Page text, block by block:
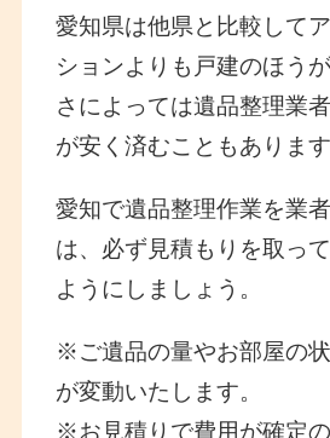
愛知県は他県と比較して
ションよりも戸建のほう
さによっては遺品整理業
が安く済むこともあります
愛知で遺品整理作業を業
は、必ず見積もりを取っ
ようにしましょう。
※ご遺品の量やお部屋の
が変動いたします。
※お見積りで費用が確定